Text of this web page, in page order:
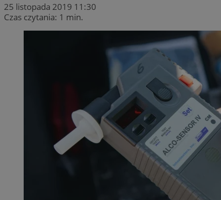
25 listopada 2019 11:30
Czas czytania: 1 min.